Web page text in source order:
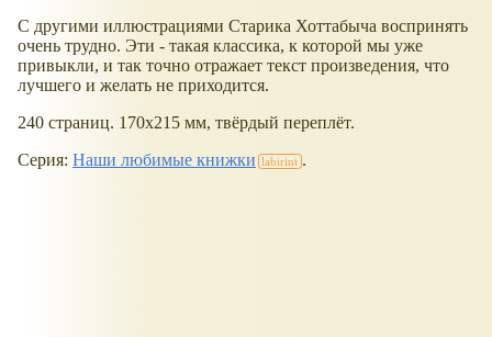
С другими иллюстрациями Старика Хоттабыча воспринять
очень трудно. Эти - такая классика, к которой мы уже
привыкли, и так точно отражает текст произведения, что
лучшего и желать не приходится.
240 страниц. 170х215 мм, твёрдый переплёт.
Серия: Наши любимые книжки .